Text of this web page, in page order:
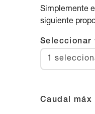
Simplemente
siguiente
Seleccionar
1
Caudal máx